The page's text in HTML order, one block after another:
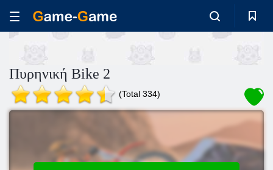
Πυρηνική Bike 2
(Total 334)